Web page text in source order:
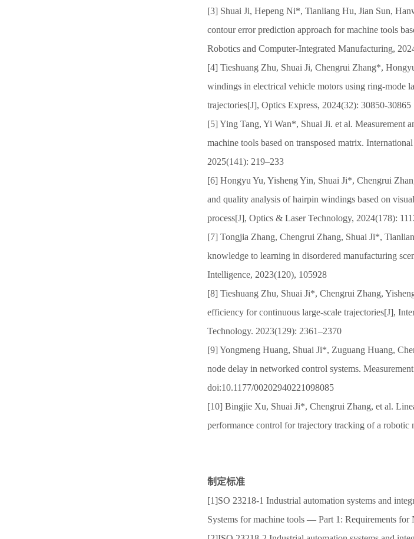
[3] Shuai Ji, Hepeng Ni*, Tianliang Hu, Jian Sun,
contour error prediction approach for machine tools
Robotics and Computer-Integrated Manufacturing,
[4] Tieshuang Zhu, Shuai Ji, Chengrui Zhang*,
windings in electrical vehicle motors using ring-mode
trajectories[J], Optics Express, 2024(32): 30850-30865
[5] Ying Tang, Yi Wan*, Shuai Ji. et al. Measurement
machine tools based on transposed matrix.
2025(141): 219–233
[6] Hongyu Yu, Yisheng Yin, Shuai Ji*, Chengrui
and quality analysis of hairpin windings based on
process[J], Optics & Laser Technology, 2024(178):
[7] Tongjia Zhang, Chengrui Zhang, Shuai Ji*,
knowledge to learning in disordered manufacturing
Intelligence, 2023(120), 105928
[8] Tieshuang Zhu, Shuai Ji*, Chengrui Zhang,
efficiency for continuous large‑scale trajectories[J],
Technology. 2023(129): 2361–2370
[9] Yongmeng Huang, Shuai Ji*, Zuguang Huang,
node delay in networked control systems.
doi:10.1177/00202940221098085
[10] Bingjie Xu, Shuai Ji*, Chengrui Zhang, et al.
performance control for trajectory tracking of a
制定标准
[1]SO 23218-1 Industrial automation systems and
Systems for machine tools — Part 1: Requirements for